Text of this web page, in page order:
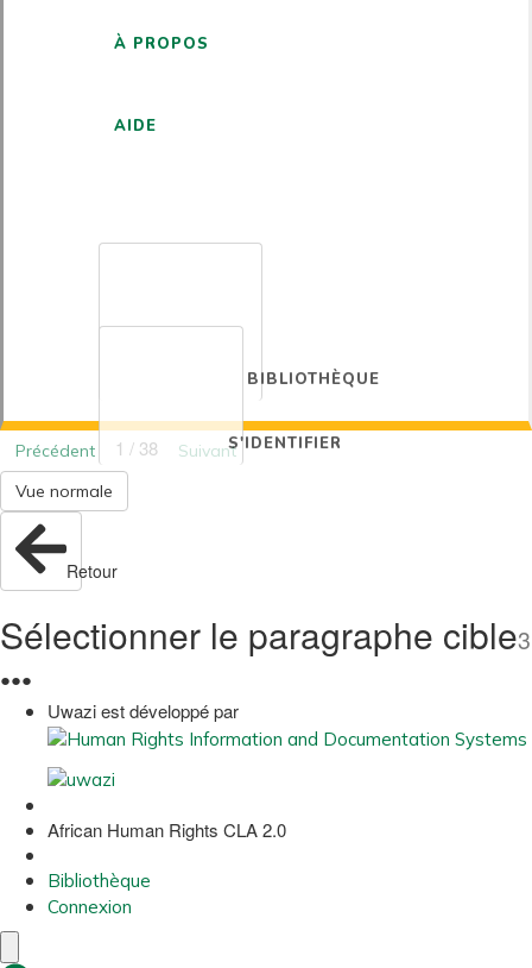
À PROPOS
AIDE
BIBLIOTHÈQUE
S'IDENTIFIER
Précédent 1 / 38
Suivant
Vue normale
Retour
Sélectionner le paragraphe cible3
●●●
Uwazi est développé par
African Human Rights CLA 2.0
Bibliothèque
Connexion